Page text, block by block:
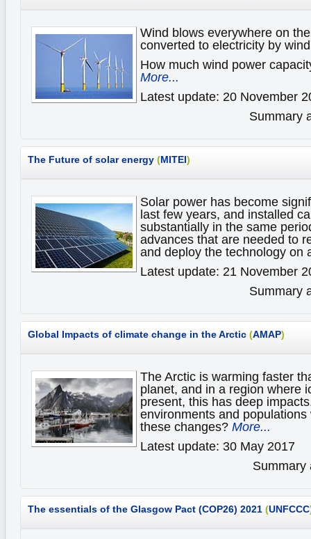
Wind blows everywhere on
converted to electricity by
How much wind power
More...
Latest update: 20 November
Summary
The Future of solar energy (MITEI)
Solar power has become
last few years, and installed
substantially in the same
advances that are needed to
and deploy the technology on
Latest update: 21 November
Summary
Global Impacts of climate change in the Arctic (AMAP)
The Arctic is warming faster
planet, and in a region where
present, this has deep
environments and
these changes? More...
Latest update: 30 May 2017
Summary
The essentials of the Glasgow Pact (COP26) 2021 (UNFCCC